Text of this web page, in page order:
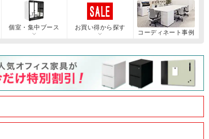
個室・集中ブース
お買い得から探す
コーディネート事例